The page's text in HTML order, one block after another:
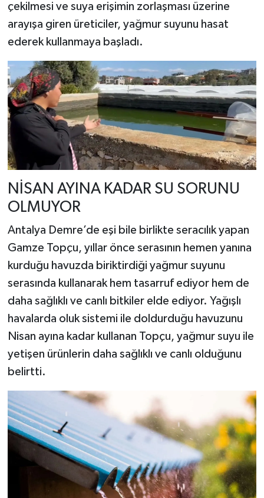
çekilmesi ve suya erişimin zorlaşması üzerine
arayışa giren üreticiler, yağmur suyunu hasat
ederek kullanmaya başladı.
NİSAN AYINA KADAR SU SORUNU
OLMUYOR
Antalya Demre’de eşi bile birlikte seracılık yapan
Gamze Topçu, yıllar önce serasının hemen yanına
kurduğu havuzda biriktirdiği yağmur suyunu
serasında kullanarak hem tasarruf ediyor hem de
daha sağlıklı ve canlı bitkiler elde ediyor. Yağışlı
havalarda oluk sistemi ile doldurduğu havuzunu
Nisan ayına kadar kullanan Topçu, yağmur suyu ile
yetişen ürünlerin daha sağlıklı ve canlı olduğunu
belirtti.